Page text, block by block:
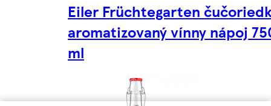
Eiler Früchtegarten
aromatizovaný vínny nápoj
ml